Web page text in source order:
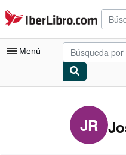
Pasar al contenido principal
IberLibro.com
Menú
Consultar mis pedidos
Búsqueda avanzada
JR